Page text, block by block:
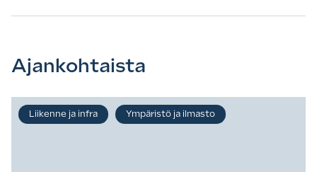
Ajankohtaista
Liikenne ja infra Ympäristö ja ilmasto